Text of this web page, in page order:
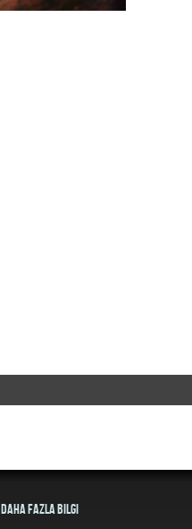
Daha Fazla Bilgi